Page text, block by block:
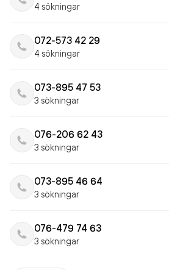
4 sökningar
072-573 42 29
4 sökningar
073-895 47 53
3 sökningar
076-206 62 43
3 sökningar
073-895 46 64
3 sökningar
076-479 74 63
3 sökningar